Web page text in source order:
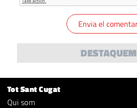
DESTAQUEM
Tot Sant Cugat
Qui som